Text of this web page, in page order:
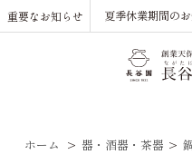
重要なお知らせ 夏季休業期間の
ホーム > 器・酒器・茶器 >